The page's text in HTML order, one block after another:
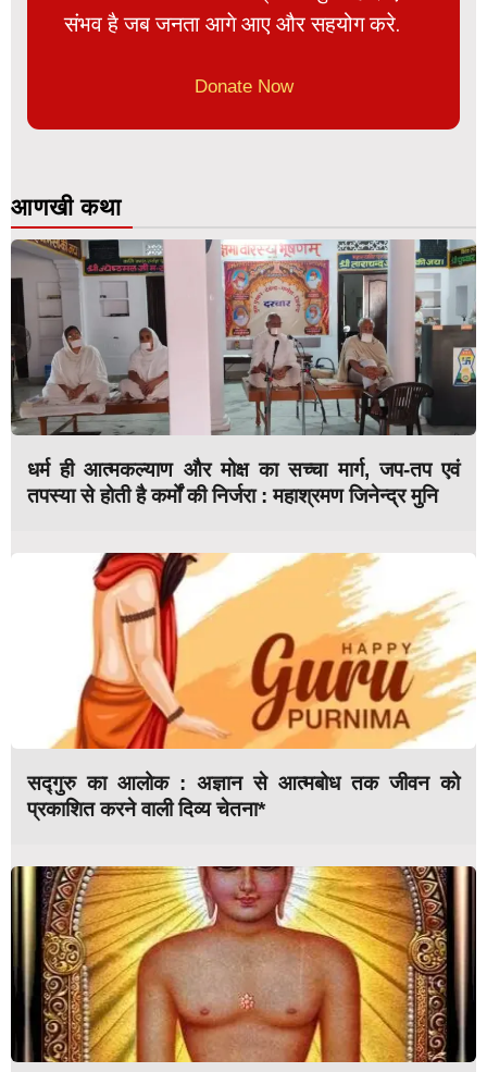
संभव है जब जनता आगे आए और सहयोग करे.
Donate Now
आणखी कथा
धर्म ही आत्मकल्याण और मोक्ष का सच्चा मार्ग, जप-तप एवं
तपस्या से होती है कर्मों की निर्जरा : महाश्रमण जिनेन्द्र मुनि
सद्गुरु का आलोक : अज्ञान से आत्मबोध तक जीवन को
प्रकाशित करने वाली दिव्य चेतना*